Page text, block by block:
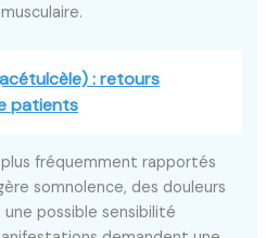
: retours
patients
fréquemment rapportés
somnolence, des douleurs
possible sensibilité